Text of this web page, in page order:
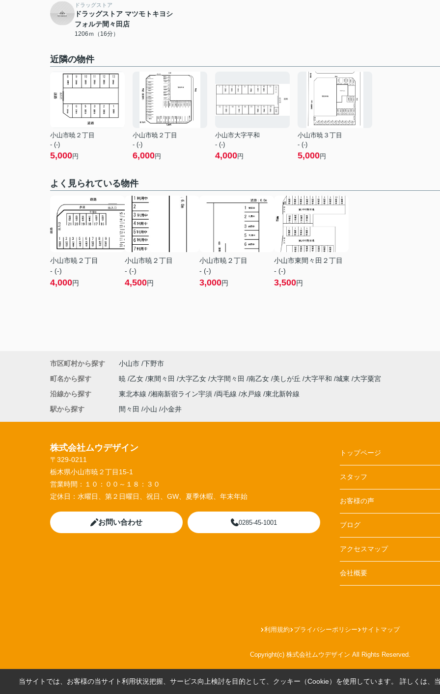
ドラッグストア
ドラッグストア マツモトキヨシ
フォルテ間々田店
1206ｍ（16分）
近隣の物件
小山市暁２丁目
- (-)
5,000円
小山市暁２丁目
- (-)
6,000円
小山市大字平和
- (-)
4,000円
小山市暁３丁目
- (-)
5,000円
よく見られている物件
小山市暁２丁目
- (-)
4,000円
小山市暁２丁目
- (-)
4,500円
小山市暁２丁目
- (-)
3,000円
小山市東間々田２丁目
- (-)
3,500円
市区町村から探す 小山市 下野市
町名から探す
暁 乙女 東間々田 大字乙女 大字間々田 南乙女 美しが丘 大字平和 城東
大字粟宮
沿線から探す
東北本線 湘南新宿ライン宇須 両毛線 水戸線 東北新幹線
駅から探す
間々田 小山 小金井
株式会社ムウデザイン
〒329-0211
栃木県小山市暁２丁目15-1
営業時間： １０：００～１８：３０
定休日： 水曜日、第２日曜日、祝日、GW、夏季休暇、年末年始
お問い合わせ 0285-45-1001
トップページ
スタッフ
お客様の声
ブログ
アクセスマップ
会社概要
利用規約 プライバシーポリシー サイトマップ
Copyright(c) 株式会社ムウデザイン All Rights Reserved.
当サイトでは、お客様の当サイト利用状況把握、サービス向上検討を目的として、クッキー（Cookie）を使用しています。 詳しくは、